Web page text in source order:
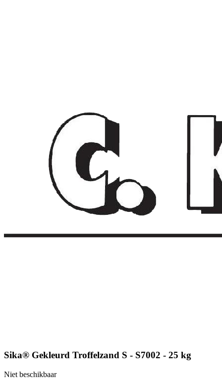
Sika® Gekleurd Troffelzand S - S7002 - 25 kg
Niet beschikbaar